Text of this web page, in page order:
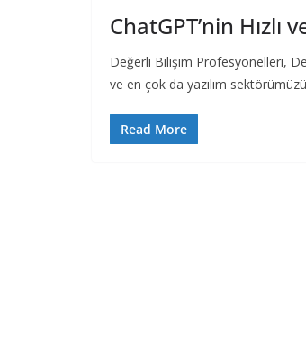
ChatGPT’nin
Değerli Bilişim Profesyonelleri,
ve en çok da yazılım
Read More